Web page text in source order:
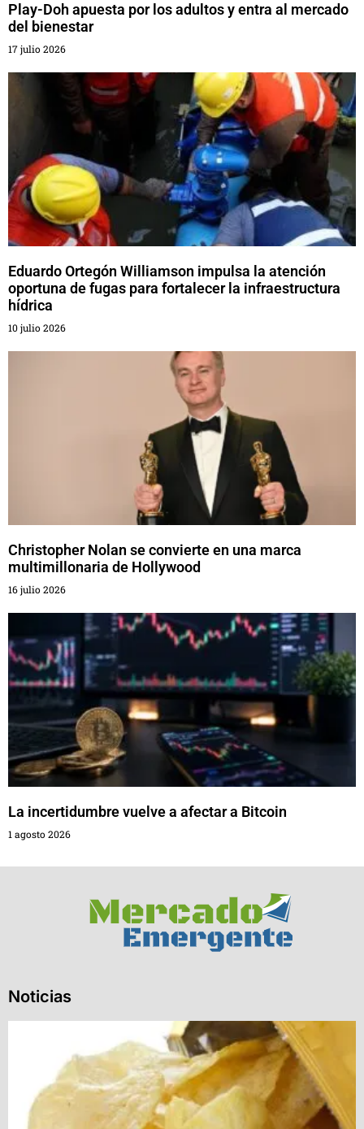
Play-Doh apuesta por los adultos y entra al mercado
del bienestar
17 julio 2026
Eduardo Ortegón Williamson impulsa la atención
oportuna de fugas para fortalecer la infraestructura
hídrica
10 julio 2026
Christopher Nolan se convierte en una marca
multimillonaria de Hollywood
16 julio 2026
La incertidumbre vuelve a afectar a Bitcoin
1 agosto 2026
Noticias